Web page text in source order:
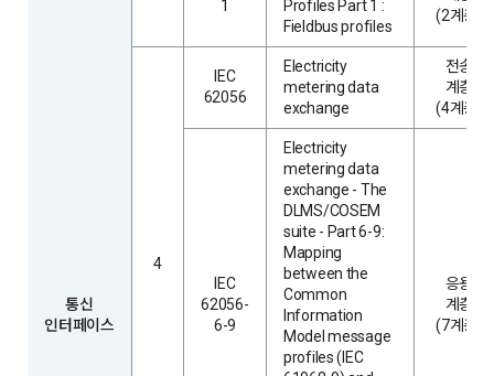
통신
인터페이스
1
Profiles Part 1 :
Fieldbus profiles
(2계층)
4
IEC
62056
Electricity
metering data
exchange
전송
계층
(4계층)
IEC
62056-
6-9
Electricity
metering data
exchange - The
DLMS/COSEM
suite - Part 6-9:
Mapping
between the
Common
Information
Model message
profiles (IEC
응용
계층
(7계층)